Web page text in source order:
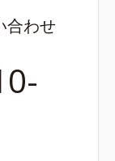
合わせ